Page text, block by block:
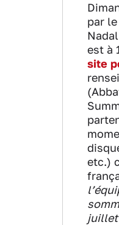
par
est à
site
etc.)
juillet